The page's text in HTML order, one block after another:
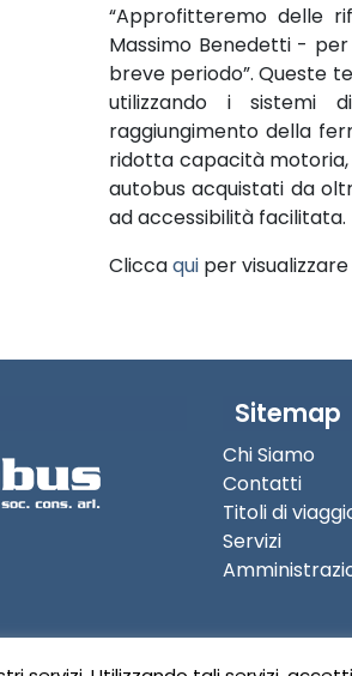
“Approfitteremo delle
Massimo Benedetti -
breve periodo”. Queste
utilizzando i sistemi
raggiungimento della
ridotta capacità motoria,
autobus acquistati da
ad accessibilità facilitata.
Cliccaqui per
Sitemap
Chi Siamo
Contatti
Titoli di
Servizi